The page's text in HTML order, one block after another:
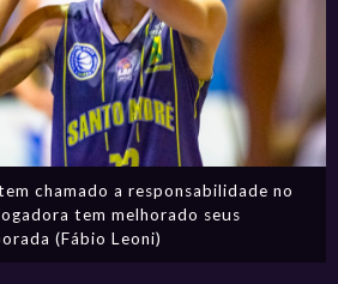
chamado a responsabilidade no
tem melhorado seus
(Fábio Leoni)